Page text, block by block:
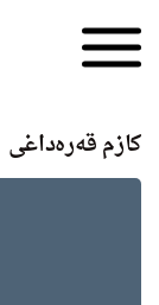
کازم قەرەداغی